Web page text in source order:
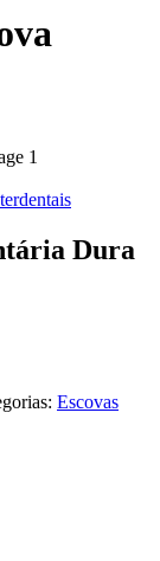
Dura
Escovas